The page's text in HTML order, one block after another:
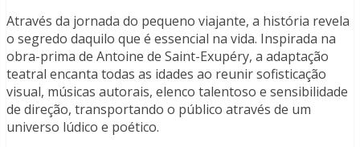
Através da jornada do pequeno viajante, a história revela
o segredo daquilo que é essencial na vida. Inspirada na
obra-prima de Antoine de Saint-Exupéry, a adaptação
teatral encanta todas as idades ao reunir sofisticação
visual, músicas autorais, elenco talentoso e sensibilidade
de direção, transportando o público através de um
universo lúdico e poético.